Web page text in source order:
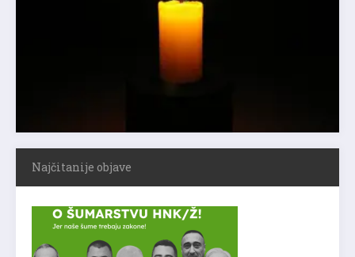
Najčitanije objave